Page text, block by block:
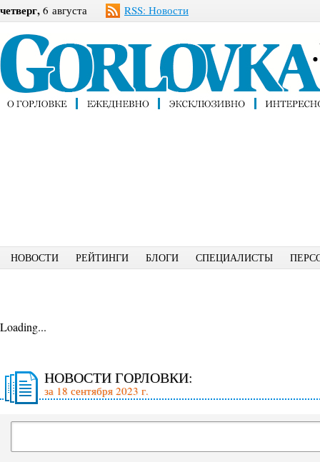
четверг, 6 августа RSS: Новости
НОВОСТИ РЕЙТИНГИ БЛОГИ СПЕЦИАЛИСТЫ
Loading...
НОВОСТИ ГОРЛОВКИ:
за 18 сентября 2023 г.